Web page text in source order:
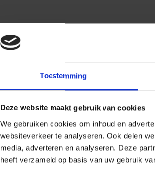
Toestemming
Deze website maakt gebruik van cookies
We gebruiken cookies om inhoud en
websiteverkeer te analyseren. Ook delen
media, adverteren en analyseren. Deze
heeft verzameld op basis van uw gebruik